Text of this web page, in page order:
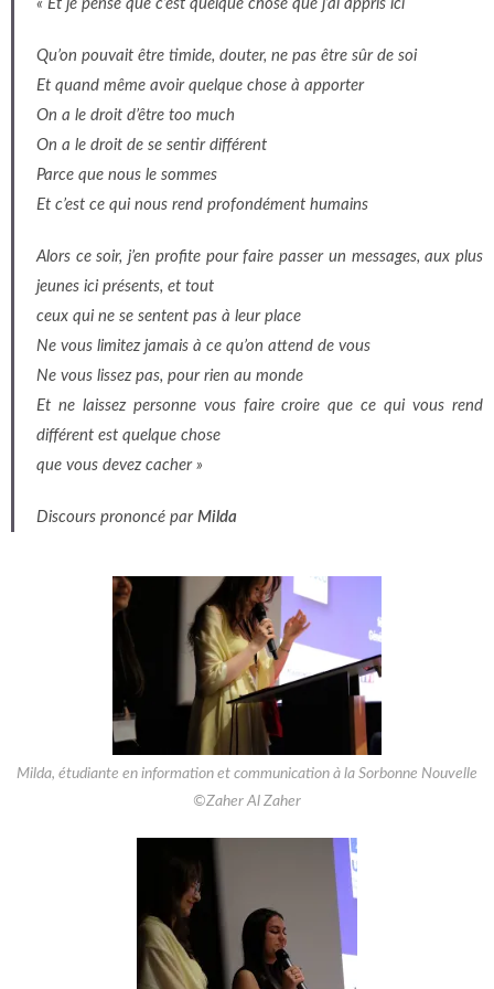
« Et je pense que c’est quelque chose que j’ai appris ici
Qu’on pouvait être timide, douter, ne pas être sûr de soi
Et quand même avoir quelque chose à apporter
On a le droit d’être too much
On a le droit de se sentir différent
Parce que nous le sommes
Et c’est ce qui nous rend profondément humains
Alors ce soir, j’en profite pour faire passer un messages, aux plus
jeunes ici présents, et tout
ceux qui ne se sentent pas à leur place
Ne vous limitez jamais à ce qu’on attend de vous
Ne vous lissez pas, pour rien au monde
Et ne laissez personne vous faire croire que ce qui vous rend
différent est quelque chose
que vous devez cacher »
Discours prononcé par Milda
Milda, étudiante en information et communication à la Sorbonne Nouvelle
©Zaher Al Zaher